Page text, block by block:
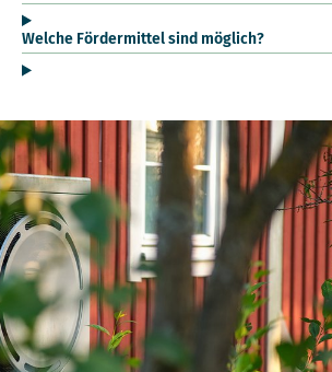
Welche Fördermittel sind möglich?